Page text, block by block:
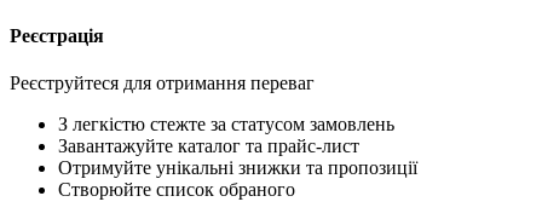
Реєстрація
Реєструйтеся для отримання переваг
З легкістю стежте за статусом замовлень
Завантажуйте каталог та прайс-лист
Отримуйте унікальні знижки та пропозиції
Створюйте список обраного
XLS
EXCEL
(Розн.)
XLS